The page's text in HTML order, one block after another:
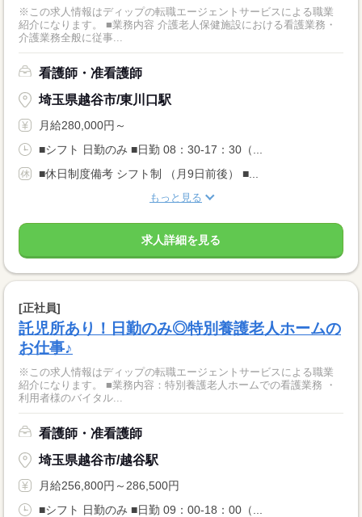
※この求人情報はディップの転職エージェントサービスによる職業
紹介になります。 ■業務内容 介護老人保健施設における看護業務・
介護業務全般に従事...
看護師・准看護師
埼玉県越谷市/東川口駅
月給280,000円～
■シフト 日勤のみ ■日勤 08：30-17：30（...
■休日制度備考 シフト制 （月9日前後） ■...
もっと見る
求人詳細を見る
[正社員]
託児所あり！日勤のみ◎特別養護老人ホームの
お仕事♪
※この求人情報はディップの転職エージェントサービスによる職業
紹介になります。 ■業務内容：特別養護老人ホームでの看護業務 ・
利用者様のバイタル...
看護師・准看護師
埼玉県越谷市/越谷駅
月給256,800円～286,500円
■シフト 日勤のみ ■日勤 09：00-18：00（...